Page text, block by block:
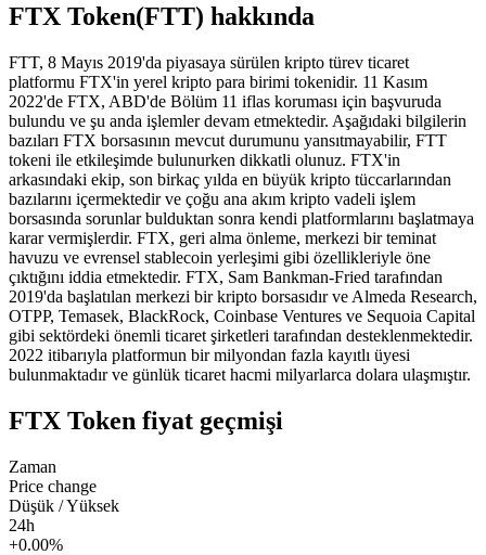
FTX Token(FTT) hakkında
FTT, 8 Mayıs 2019'da piyasaya sürülen kripto türev ticaret
platformu FTX'in yerel kripto para birimi tokenidir. 11 Kasım
2022'de FTX, ABD'de Bölüm 11 iflas koruması için başvuruda
bulundu ve şu anda işlemler devam etmektedir. Aşağıdaki bilgilerin
bazıları FTX borsasının mevcut durumunu yansıtmayabilir, FTT
tokeni ile etkileşimde bulunurken dikkatli olunuz. FTX'in
arkasındaki ekip, son birkaç yılda en büyük kripto tüccarlarından
bazılarını içermektedir ve çoğu ana akım kripto vadeli işlem
borsasında sorunlar bulduktan sonra kendi platformlarını başlatmaya
karar vermişlerdir. FTX, geri alma önleme, merkezi bir teminat
havuzu ve evrensel stablecoin yerleşimi gibi özellikleriyle öne
çıktığını iddia etmektedir. FTX, Sam Bankman-Fried tarafından
2019'da başlatılan merkezi bir kripto borsasıdır ve Almeda Research,
OTPP, Temasek, BlackRock, Coinbase Ventures ve Sequoia Capital
gibi sektördeki önemli ticaret şirketleri tarafından desteklenmektedir.
2022 itibarıyla platformun bir milyondan fazla kayıtlı üyesi
bulunmaktadır ve günlük ticaret hacmi milyarlarca dolara ulaşmıştır.
FTX Token fiyat geçmişi
Zaman
Price change
Düşük / Yüksek
24h
+0.00%